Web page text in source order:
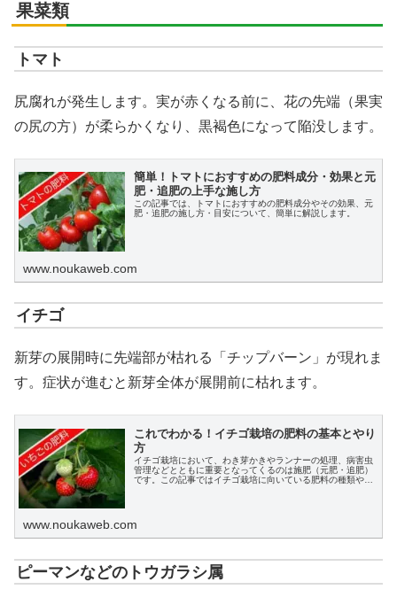
果菜類
トマト
尻腐れが発生します。実が赤くなる前に、花の先端（果実
の尻の方）が柔らかくなり、黒褐色になって陥没します。
簡単！トマトにおすすめの肥料成分・効果と元
肥・追肥の上手な施し方
この記事では、トマトにおすすめの肥料成分やその効果、元
肥・追肥の施し方・目安について、簡単に解説します。
www.noukaweb.com
イチゴ
新芽の展開時に先端部が枯れる「チップバーン」が現れま
す。症状が進むと新芽全体が展開前に枯れます。
これでわかる！イチゴ栽培の肥料の基本とやり
方
イチゴ栽培において、わき芽かきやランナーの処理、病害虫
管理などとともに重要となってくるのは施肥（元肥・追肥）
です。この記事ではイチゴ栽培に向いている肥料の種類や肥
www.noukaweb.com
ピーマンなどのトウガラシ属